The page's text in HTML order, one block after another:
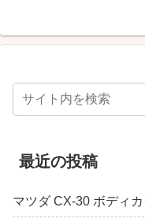
最近の投稿
マツダ CX-30 ボディ